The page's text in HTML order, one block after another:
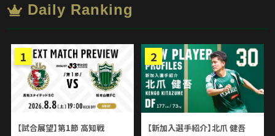
Daily Ranking
【試合展望】第1節 高知戦 【新加入選手紹介】北爪 健吾